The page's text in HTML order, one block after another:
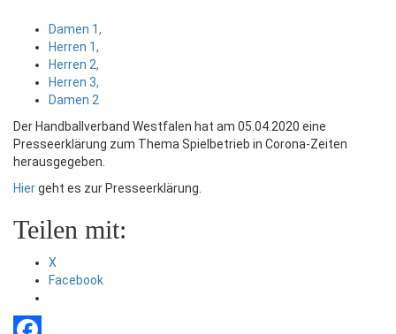
Damen 1,
Herren 1,
Herren 2,
Herren 3,
Damen 2
Der Handballverband Westfalen hat am 05.04.2020 eine
Presseerklärung zum Thema Spielbetrieb in Corona-Zeiten
herausgegeben.
Hiergeht es zur Presseerklärung.
Teilen mit:
X
Facebook